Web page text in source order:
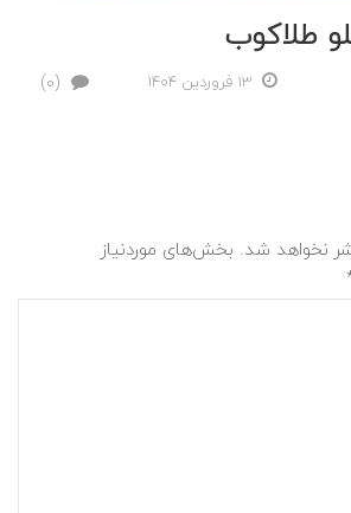
طلاکوب
(0)
نخواهد شد. بخش‌های موردنیاز